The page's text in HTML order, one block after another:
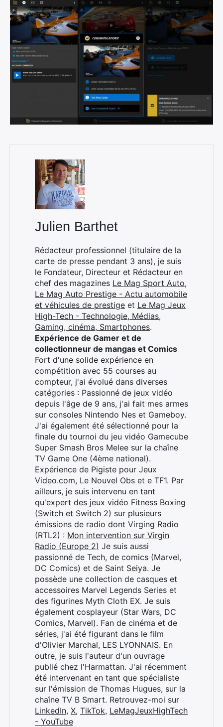
Julien Barthet
Rédacteur professionnel (titulaire de la
carte de presse pendant 3 ans), je suis
le Fondateur, Directeur et Rédacteur en
chef des magazines Le Mag Sport Auto,
Le Mag Auto Prestige - Actu automobile
et véhicules de prestige et Le Mag Jeux
High-Tech - Technologie, Médias,
Gaming, cinéma, Smartphones.
Expérience de Gamer et de
collectionneur de mangas et Comics
Fort d'une solide expérience en
compétition avec 55 courses au
compteur, j'ai évolué dans diverses
catégories : Passionné de jeux vidéo
depuis l'âge de 9 ans, j'ai fait mes armes
sur consoles Nintendo Nes et Gameboy.
J'ai également été sélectionné pour la
finale du tournoi du jeu vidéo Gamecube
Super Smash Bros Melee sur la chaîne
TV Game One (4ème national).
Expérience de Pigiste pour Jeux
Video.com, Le Nouvel Obs et e TF1. Par
ailleurs, je suis intervenu en tant
qu'expert des jeux vidéo Fitness Boxing
(Switch et Switch 2) sur plusieurs
émissions de radio dont Virging Radio
(RTL2) : Mon intervention sur Virgin
Radio (Europe 2) Je suis aussi
passionné de Tech, de comics (Marvel,
DC Comics) et de Saint Seiya. Je
possède une collection de casques et
accessoires Marvel Legends Series et
des figurines Myth Cloth EX. Je suis
également cosplayeur (Star Wars, DC
Comics, Marvel). Fan de cinéma et de
séries, j'ai été figurant dans le film
d'Olivier Marchal, LES LYONNAIS. En
outre, je suis l'auteur d'un ouvrage
publié chez l'Harmattan. J'ai récemment
été intervenant en tant que spécialiste
sur l'émission de Thomas Hugues, sur la
chaîne TV B Smart. Retrouvez-moi sur
LinkedIn, X, TikTok, LeMagJeuxHighTech
- YouTube
Rechercher